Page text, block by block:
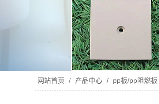
网站首页 / 产品中心 / pp板/pp阻燃板